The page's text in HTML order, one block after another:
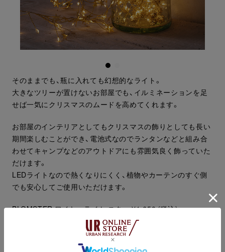
そのままでも、瓶に入れても幻想的なライト。
大きなツリーが置けないお部屋でも、イルミネーションを足
せば一気にクリスマスのムードを高めてくれます。
お部屋のインテリアとしてもクリスマスの飾りとしても長い
期間楽しむことができ、電池式なのでランタンなどと組み合
わせてキャンプなどのアウトドアにも雰囲気良く飾っていた
だけます。
LEDライトなので熱くなりにくく、植物やカーテンのすぐ側
でも安心してご使用いただけます。
BLOMSTER ワイヤーライト スター ¥1,650 (税込)
BLOMSTER ワイヤーライト ボール ¥2,200 (税込)